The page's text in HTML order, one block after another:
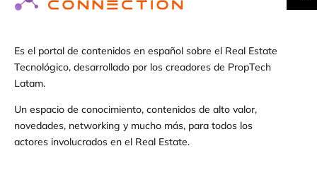
Es el portal de contenidos en español sobre el Real Estate
Tecnológico, desarrollado por los creadores de PropTech
Latam.
Un espacio de conocimiento, contenidos de alto valor,
novedades, networking y mucho más, para todos los
actores involucrados en el Real Estate.